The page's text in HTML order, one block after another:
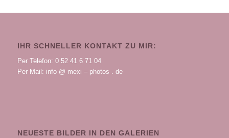
IHR SCHNELLER KONTAKT ZU MIR:
Per Telefon: 0 52 41 6 71 04
Per Mail: info @ mexi – photos . de
NEUESTE BILDER IN DEN GALERIEN